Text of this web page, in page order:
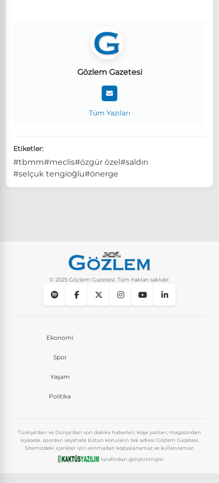
Gözlem Gazetesi
Tüm Yazıları
Etiketler:
#tbmm#meclis#özgür özel #saldırı
#selçuk tengioğlu#önerge
© 2025 Gözlem Gazetesi. Tüm hakları saklıdır.
Ekonomi
Spor
Yaşam
Politika
Türkiye'den ve Dünya'dan son dakika haberleri, köşe yazıları, magazinden
siyasete, spordan seyahate bütün konuların tek adresi Gözlem Gazetesi.
Sitemizdeki içerikler izin alınmadan kopyalanamaz ve kullanılamaz.
tarafından geliştirilmiştir.